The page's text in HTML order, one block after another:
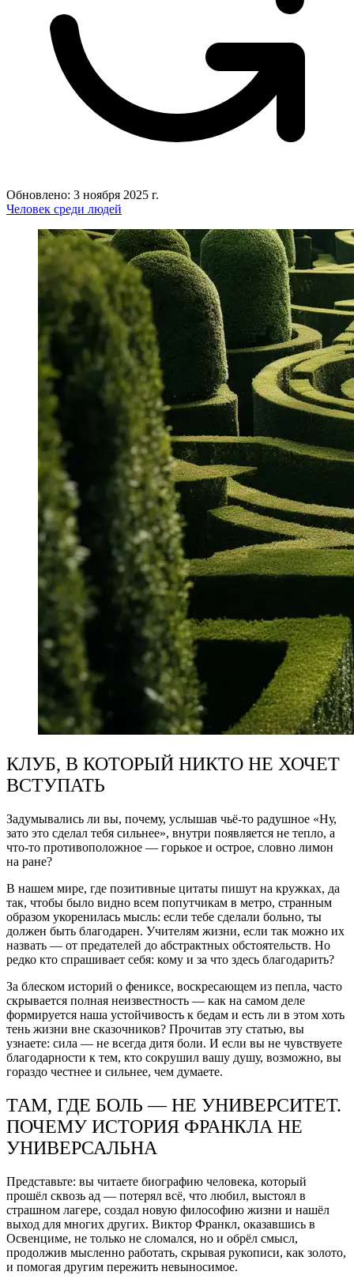
Обновлено: 3 ноября 2025 г.
Человек среди людей
КЛУБ, В КОТОРЫЙ НИКТО НЕ ХОЧЕТ
ВСТУПАТЬ
Задумывались ли вы, почему, услышав чьё-то радушное «Ну,
зато это сделал тебя сильнее», внутри появляется не тепло, а
что-то противоположное — горькое и острое, словно лимон
на ране?
В нашем мире, где позитивные цитаты пишут на кружках, да
так, чтобы было видно всем попутчикам в метро, странным
образом укоренилась мысль: если тебе сделали больно, ты
должен быть благодарен. Учителям жизни, если так можно их
назвать — от предателей до абстрактных обстоятельств. Но
редко кто спрашивает себя: кому и за что здесь благодарить?
За блеском историй о фениксе, воскресающем из пепла, часто
скрывается полная неизвестность — как на самом деле
формируется наша устойчивость к бедам и есть ли в этом хоть
тень жизни вне сказочников? Прочитав эту статью, вы
узнаете: сила — не всегда дитя боли. И если вы не чувствуете
благодарности к тем, кто сокрушил вашу душу, возможно, вы
гораздо честнее и сильнее, чем думаете.
ТАМ, ГДЕ БОЛЬ — НЕ УНИВЕРСИТЕТ.
ПОЧЕМУ ИСТОРИЯ ФРАНКЛА НЕ
УНИВЕРСАЛЬНА
Представьте: вы читаете биографию человека, который
прошёл сквозь ад — потерял всё, что любил, выстоял в
страшном лагере, создал новую философию жизни и нашёл
выход для многих других. Виктор Франкл, оказавшись в
Освенциме, не только не сломался, но и обрёл смысл,
продолжив мысленно работать, скрывая рукописи, как золото,
и помогая другим пережить невыносимое.